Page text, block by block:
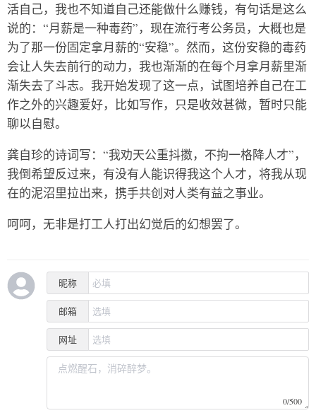
活自己，我也不知道自己还能做什么赚钱，有句话是这么
说的：“月薪是一种毒药”，现在流行考公务员，大概也是
为了那一份固定拿月薪的“安稳”。然而，这份安稳的毒药
会让人失去前行的动力，我也渐渐的在每个月拿月薪里渐
渐失去了斗志。我开始发现了这一点，试图培养自己在工
作之外的兴趣爱好，比如写作，只是收效甚微，暂时只能
聊以自慰。
龚自珍的诗词写：“我劝天公重抖擞，不拘一格降人才”，
我倒希望反过来，有没有人能识得我这个人才，将我从现
在的泥沼里拉出来，携手共创对人类有益之事业。
呵呵，无非是打工人打出幻觉后的幻想罢了。
昵称
邮箱
网址
0/500